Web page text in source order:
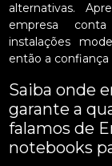
alternativas.
empresa
instalações
então a confiança
Saiba onde
garante a
falamos de
notebooks